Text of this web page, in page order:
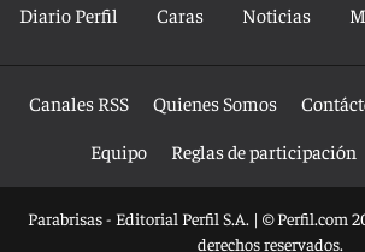
Diario Perfil Caras Noticias
Canales RSS Quienes Somos
Equipo
Reglas de participación
Parabrisas - Editorial Perfil S.A. | © Perfil.com
derechos reservados.